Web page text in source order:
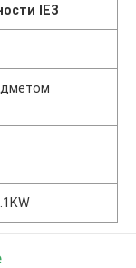
IE3